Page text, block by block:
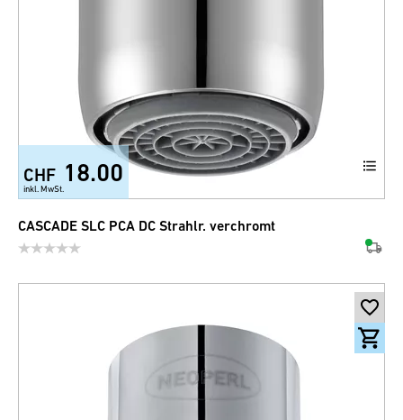
CHF 18.00
inkl. MwSt.
CASCADE SLC PCA DC Strahlr. verchromt